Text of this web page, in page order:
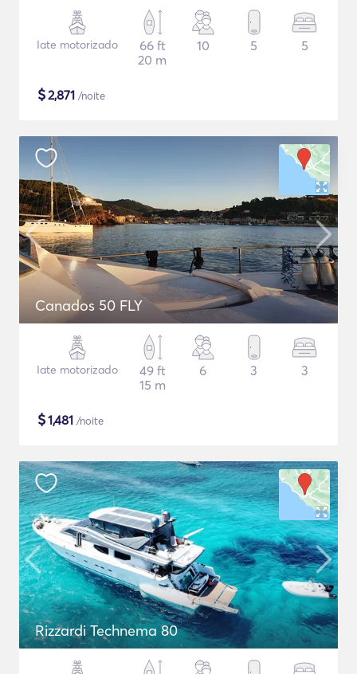
Iate motorizado
66 ft
20 m
10 5 5
$2,871 /noite
Canados 50 FLY
Iate motorizado
49 ft
15 m
6 3 3
$1,481 /noite
Rizzardi Technema 80